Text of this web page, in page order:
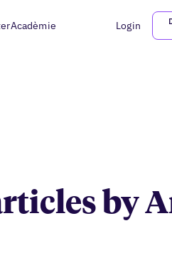
Acadèmie Login
Babajanyan
by